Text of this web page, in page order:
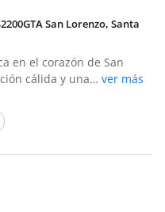
San Lorenzo, Santa
en el corazón de San
cálida y una… ver más